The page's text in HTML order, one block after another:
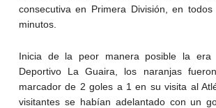
consecutiva en Primera División, en
minutos.
Inicia de la peor manera posible la era
Deportivo La Guaira, los naranjas
marcador de 2 goles a 1 en su visita al
visitantes se habían adelantado con un